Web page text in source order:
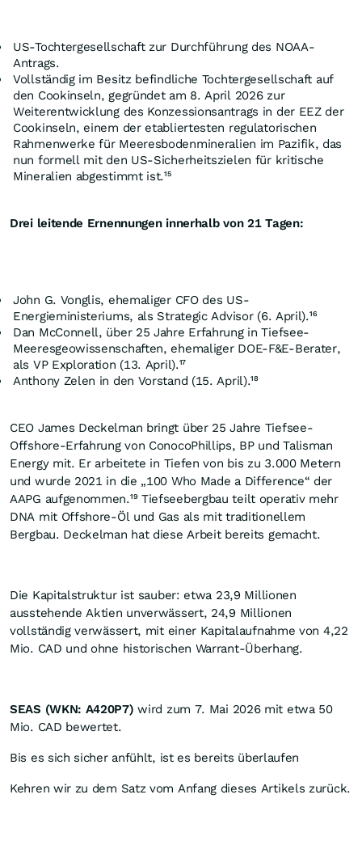
US-Tochtergesellschaft zur Durchführung des NOAA-
Antrags.
Vollständig im Besitz befindliche Tochtergesellschaft auf
den Cookinseln, gegründet am 8. April 2026 zur
Weiterentwicklung des Konzessionsantrags in der EEZ der
Cookinseln, einem der etabliertesten regulatorischen
Rahmenwerke für Meeresbodenmineralien im Pazifik, das
nun formell mit den US-Sicherheitszielen für kritische
Mineralien abgestimmt ist.¹⁵
Drei leitende Ernennungen innerhalb von 21 Tagen:
John G. Vonglis, ehemaliger CFO des US-
Energieministeriums, als Strategic Advisor (6. April).¹⁶
Dan McConnell, über 25 Jahre Erfahrung in Tiefsee-
Meeresgeowissenschaften, ehemaliger DOE-F&E-Berater,
als VP Exploration (13. April).¹⁷
Anthony Zelen in den Vorstand (15. April).¹⁸
CEO James Deckelman bringt über 25 Jahre Tiefsee-
Offshore-Erfahrung von ConocoPhillips, BP und Talisman
Energy mit. Er arbeitete in Tiefen von bis zu 3.000 Metern
und wurde 2021 in die „100 Who Made a Difference“ der
AAPG aufgenommen.¹⁹ Tiefseebergbau teilt operativ mehr
DNA mit Offshore-Öl und Gas als mit traditionellem
Bergbau. Deckelman hat diese Arbeit bereits gemacht.
Die Kapitalstruktur ist sauber: etwa 23,9 Millionen
ausstehende Aktien unverwässert, 24,9 Millionen
vollständig verwässert, mit einer Kapitalaufnahme von 4,22
Mio. CAD und ohne historischen Warrant-Überhang.
SEAS (WKN: A420P7) wird zum 7. Mai 2026 mit etwa 50
Mio. CAD bewertet.
Bis es sich sicher anfühlt, ist es bereits überlaufen
Kehren wir zu dem Satz vom Anfang dieses Artikels zurück.